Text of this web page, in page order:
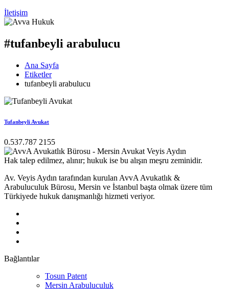
İletişim
#tufanbeyli arabulucu
Ana Sayfa
Etiketler
tufanbeyli arabulucu
Tufanbeyli Avukat
0.537.787 2155
Hak talep edilmez, alınır; hukuk ise bu alışın meşru zeminidir.
Av. Veyis Aydın tarafından kurulan AvvA Avukatlık &
Arabuluculuk Bürosu, Mersin ve İstanbul başta olmak üzere tüm
Türkiyede hukuk danışmanlığı hizmeti veriyor.
Bağlantılar
Tosun Patent
Mersin Arabuluculuk